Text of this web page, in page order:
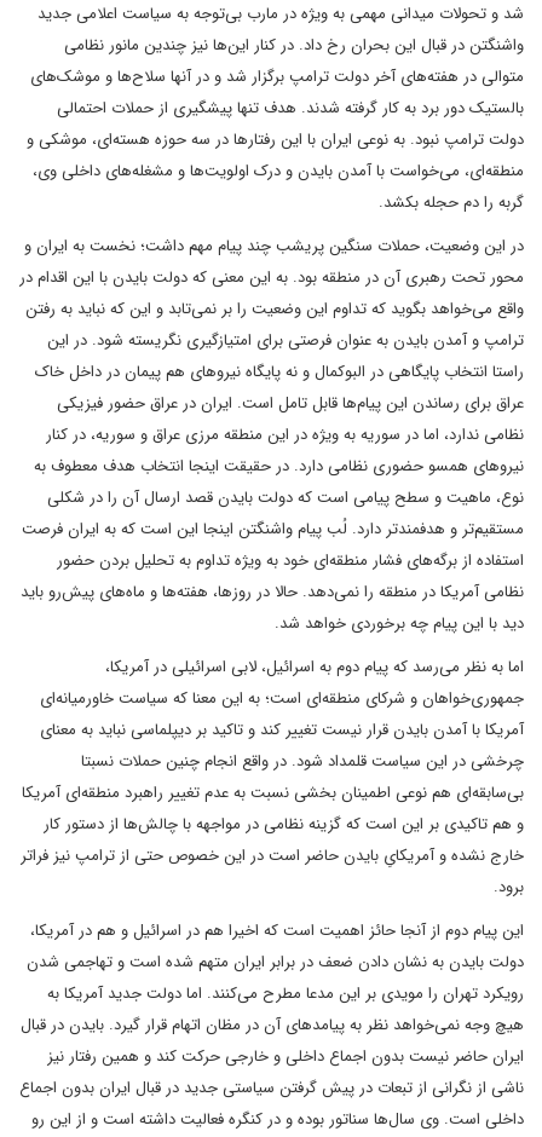
شد و تحولات میدانی مهمی به ویژه در مارب بی‌توجه به سیاست اعلامی جدید
واشنگتن در قبال این بحران رخ داد. در کنار این‌ها نیز چندین مانور نظامی
متوالی در هفته‌های آخر دولت ترامپ برگزار شد و در آنها سلاح‌ها و موشک‌های
بالستیک دور برد به کار گرفته شدند. هدف تنها پیشگیری از حملات احتمالی
دولت ترامپ نبود. به نوعی ایران با این رفتارها در سه حوزه هسته‌ای، موشکی و
منطقه‌ای، می‌خواست با آمدن بایدن و درک اولویت‌‌ها و مشغله‌های داخلی وی،
گربه را دم حجله بکشد.
در این وضعیت، حملات سنگین پریشب چند پیام مهم داشت؛ نخست به ایران و
محور تحت رهبری آن در منطقه بود. به این معنی که دولت بایدن با این اقدام در
واقع می‌خواهد بگوید که تداوم این وضعیت را بر نمی‌تابد و این که نباید به رفتن
ترامپ و آمدن بایدن به عنوان فرصتی برای امتیازگیری نگریسته شود. در این
راستا انتخاب پایگاهی در البوکمال و نه پایگاه نیروهای هم پیمان در داخل خاک
عراق برای رساندن این پیام‌ها قابل تامل است. ایران در عراق حضور فیزیکی
نظامی ندارد، اما در سوریه به ویژه در این منطقه مرزی عراق و سوریه، در کنار
نیروهای همسو حضوری نظامی دارد. در حقیقت اینجا انتخاب هدف معطوف به
نوع، ماهیت و سطح پیامی است که دولت بایدن قصد ارسال آن را در شکلی
مستقیم‌تر و هدفمندتر دارد. لُب پیام واشنگتن اینجا این است که به ایران فرصت
استفاده از برگه‌های فشار منطقه‌ای خود به ویژه تداوم به تحلیل بردن حضور
نظامی آمریکا در منطقه را نمی‌دهد. حالا در روزها، هفته‌ها و ماه‌های پیش‌رو باید
دید با این پیام چه برخوردی خواهد شد.
اما به نظر می‌رسد که پیام دوم به اسرائیل، لابی اسرائیلی در آمریکا،
جمهوری‌خواهان و شرکای منطقه‌ای است؛ به این معنا که سیاست خاورمیانه‌ای
آمریکا با آمدن بایدن قرار نیست تغییر کند و تاکید بر دیپلماسی نباید به معنای
چرخشی در این سیاست قلمداد شود. در واقع انجام چنین حملات نسبتا
بی‌سابقه‌ای هم نوعی اطمینان بخشی نسبت به عدم تغییر راهبرد منطقه‌ای آمریکا
و هم تاکیدی بر این است که گزینه نظامی در مواجهه با چالش‌ها از دستور کار
خارج نشده و آمریکایِ بایدن حاضر است در این خصوص حتی از ترامپ نیز فراتر
برود.
این پیام دوم از آنجا حائز اهمیت است که اخیرا هم در اسرائیل و هم در آمریکا،
دولت بایدن به نشان دادن ضعف در برابر ایران متهم شده است و تهاجمی‌ شدن
رویکرد تهران را مویدی بر این مدعا مطرح می‌کنند. اما دولت جدید آمریکا به
هیچ وجه نمی‌خواهد نظر به پیامدهای آن در مظان اتهام قرار گیرد. بایدن در قبال
ایران حاضر نیست بدون اجماع داخلی و خارجی حرکت کند و همین رفتار نیز
ناشی از نگرانی از تبعات در پیش گرفتن سیاستی جدید در قبال ایران بدون اجماع
داخلی است. وی سال‌ها سناتور بوده و در کنگره فعالیت داشته است و از این رو